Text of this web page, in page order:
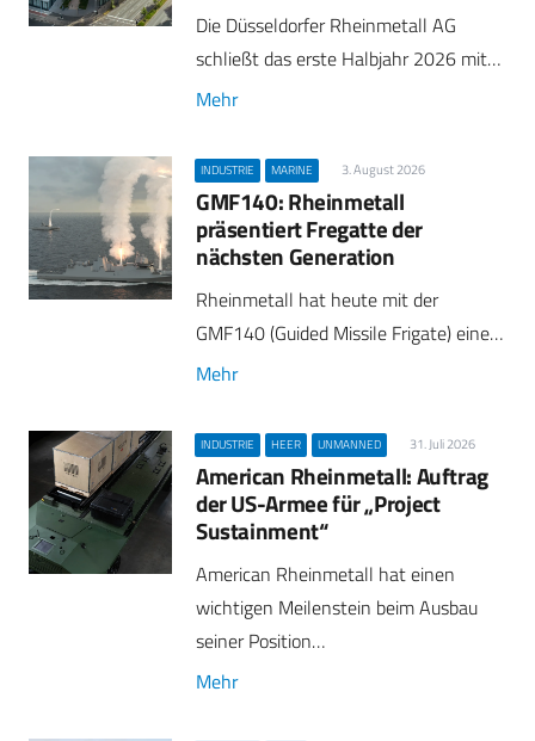
Die Düsseldorfer Rheinmetall AG
schließt das erste Halbjahr 2026 mit…
Mehr
INDUSTRIE MARINE 3. August 2026
GMF140: Rheinmetall
präsentiert Fregatte der
nächsten Generation
Rheinmetall hat heute mit der
GMF140 (Guided Missile Frigate) eine…
Mehr
INDUSTRIE HEER UNMANNED 31. Juli 2026
American Rheinmetall: Auftrag
der US-Armee für „Project
Sustainment“
American Rheinmetall hat einen
wichtigen Meilenstein beim Ausbau
seiner Position…
Mehr